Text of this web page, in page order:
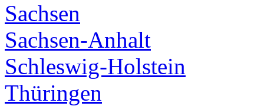
Sachsen
Sachsen-Anhalt
Schleswig-Holstein
Thüringen